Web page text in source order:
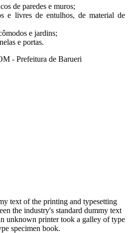
de paredes e muros;
e livres de entulhos, de material de
e jardins;
e portas.
- Prefeitura de Barueri
text of the printing and typesetting
the industry's standard dummy text
unknown printer took a galley of type
specimen book.